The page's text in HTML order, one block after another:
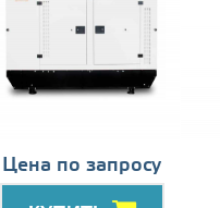
Цена по запросу